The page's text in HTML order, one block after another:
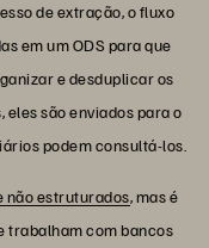
de extração, o fluxo
em um ODS para que
e desduplicar os
eles são enviados para o
podem consultá-los.
não estruturados, mas é
trabalham com bancos